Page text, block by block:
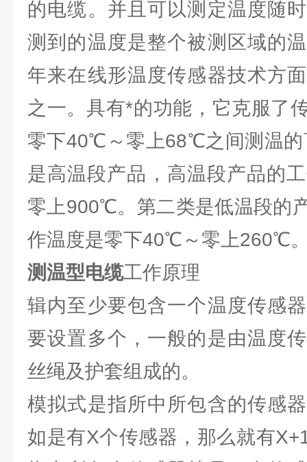
的电缆。并且可以测定温度随
测到的温度是整个被测区域的
年来在线形温度传感器技术方
之一。具有*的功能，它克服了
零下40℃～零上68℃之间测温的
是高温段产品，高温段产品的
零上900℃。第二类是低温段的
作温度是零下40℃～零上260℃
测温型电缆工作原理
辑内至少要包含一个温度传感
要设置多个，一般的是由温度
丝绳及护套组成的。
模拟式是指所中所包含的传感
如是有X个传感器，那么就有